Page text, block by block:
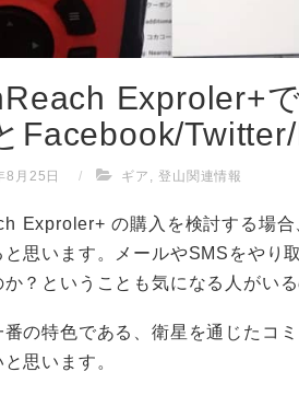
Exproler+
Facebook/
8月25日 / ギア ,登山関連情報
Exproler+ の購入を検討する場
と思います。メールやSMSをやり
？ということも気になる人がい
番の特色である、衛星を通じたコ
思います。